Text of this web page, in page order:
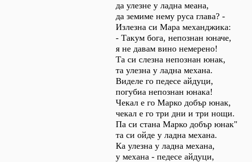
да улезне у ладна меана,
да земиме нему руса глава? -
Излезна си Мара механджика:
- Такум бога, непознан юначе,
я не давам вино немерено!
Та си слезна непознан юнак,
та улезна у ладна механа.
Виделе го педесе айдуци,
погубиа непознан юнака!
Чекал е го Марко добър юнак,
чекал е го три дни и три нощи.
Па си стана Марко добър юнак"
та си ойде у ладна механа.
Ка улезна у ладна механа,
у механа - педесе айдуци,